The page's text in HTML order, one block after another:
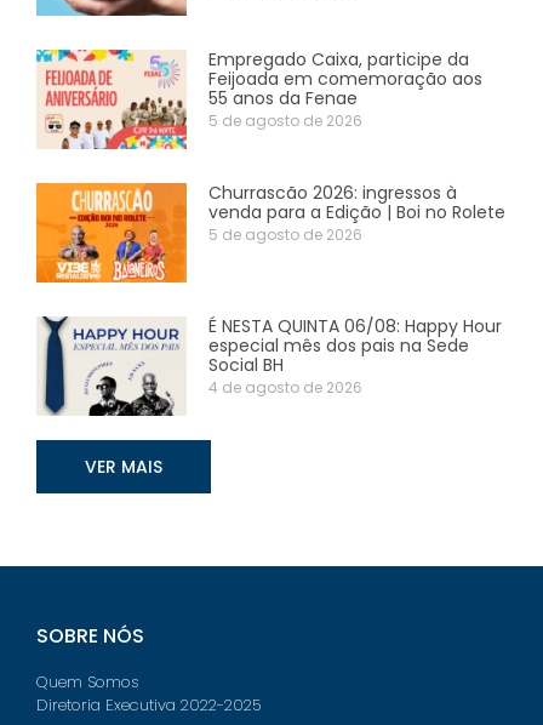
Empregado Caixa, participe da
Feijoada em comemoração aos
55 anos da Fenae
5 de agosto de 2026
Churrascão 2026: ingressos à
venda para a Edição | Boi no Rolete
5 de agosto de 2026
É NESTA QUINTA 06/08: Happy Hour
especial mês dos pais na Sede
Social BH
4 de agosto de 2026
VER MAIS
SOBRE NÓS
Quem Somos
Diretoria Executiva 2022-2025